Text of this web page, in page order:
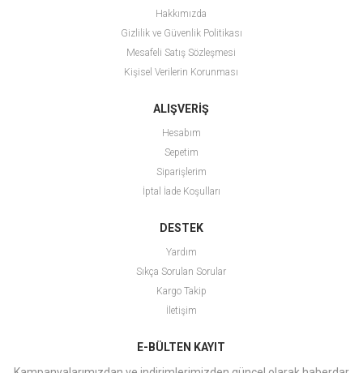
Hakkımızda
Gizlilik ve Güvenlik Politikası
Mesafeli Satış Sözleşmesi
Kişisel Verilerin Korunması
ALIŞVERİŞ
Hesabım
Sepetim
Siparişlerim
İptal İade Koşulları
DESTEK
Yardım
Sıkça Sorulan Sorular
Kargo Takip
İletişim
E-BÜLTEN KAYIT